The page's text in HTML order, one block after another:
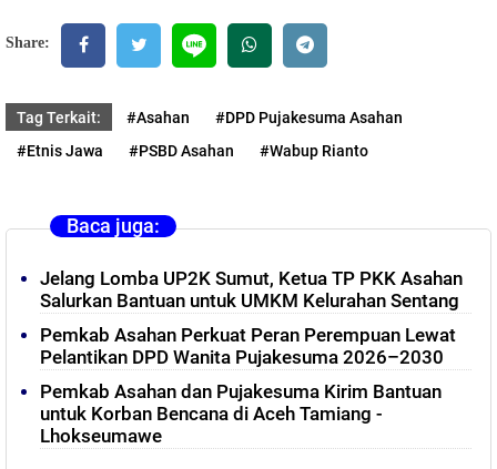
Share:
Tag Terkait: #Asahan
#DPD Pujakesuma Asahan
#Etnis Jawa
#PSBD Asahan #Wabup Rianto
Baca juga:
Jelang Lomba UP2K Sumut, Ketua TP PKK Asahan
Salurkan Bantuan untuk UMKM Kelurahan Sentang
Pemkab Asahan Perkuat Peran Perempuan Lewat
Pelantikan DPD Wanita Pujakesuma 2026–2030
Pemkab Asahan dan Pujakesuma Kirim Bantuan
untuk Korban Bencana di Aceh Tamiang -
Lhokseumawe